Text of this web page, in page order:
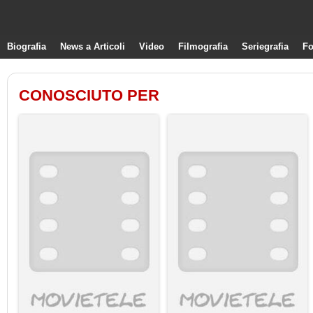
Biografia News a Articoli Video Filmografia Seriegrafia
CONOSCIUTO PER